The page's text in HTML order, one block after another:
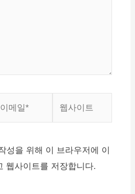
트
성을 위해 이 브라우저에 이
웹사이트를 저장합니다.